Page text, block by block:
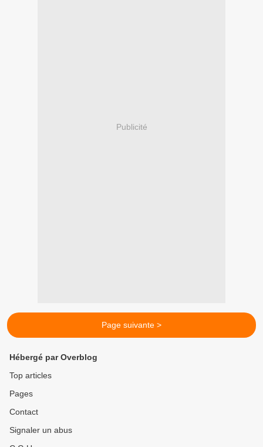
Publicité
Page suivante >
Hébergé par Overblog
Top articles
Pages
Contact
Signaler un abus